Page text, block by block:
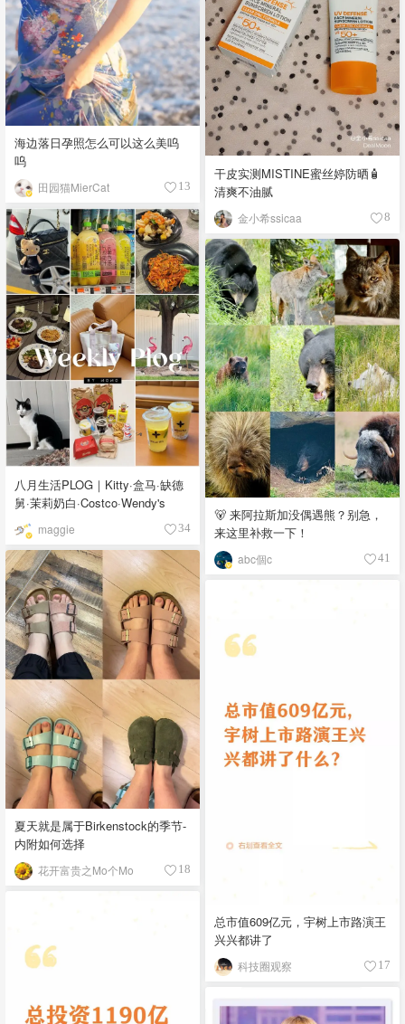
海边落日孕照怎么可以这么美呜
呜
田园猫MierCat 13
干皮实测MISTINE蜜丝婷防晒🧴
清爽不油腻
金小希ssicaa 8
八月生活PLOG｜Kitty·盒马·缺德
舅·茉莉奶白·Costco·Wendy's
maggie 34
🐻 来阿拉斯加没偶遇熊？别急，
来这里补救一下！
abc個c 41
夏天就是属于Birkenstock的季节-
内附如何选择
花开富贵之Mo个Mo 18
总市值609亿元，宇树上市路演王
兴兴都讲了
科技圈观察 17